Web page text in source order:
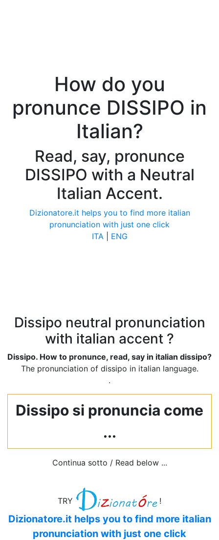
How do you
pronunce DISSIPO in
Italian?
Read, say, pronunce
DISSIPO with a Neutral
Italian Accent.
Dizionatore.it helps you to find more italian
pronunciation with just one click
ITA| ENG
Dissipo neutral pronunciation
with italian accent ?
Dissipo. How to pronunce, read, say in italian dissipo?
The pronunciation of dissipo in italian language.
.
Dissipo si pronuncia come
...
Continua sotto / Read below ...
TRY !
Dizionatore.it helps you to find more italian
pronunciation with just one click